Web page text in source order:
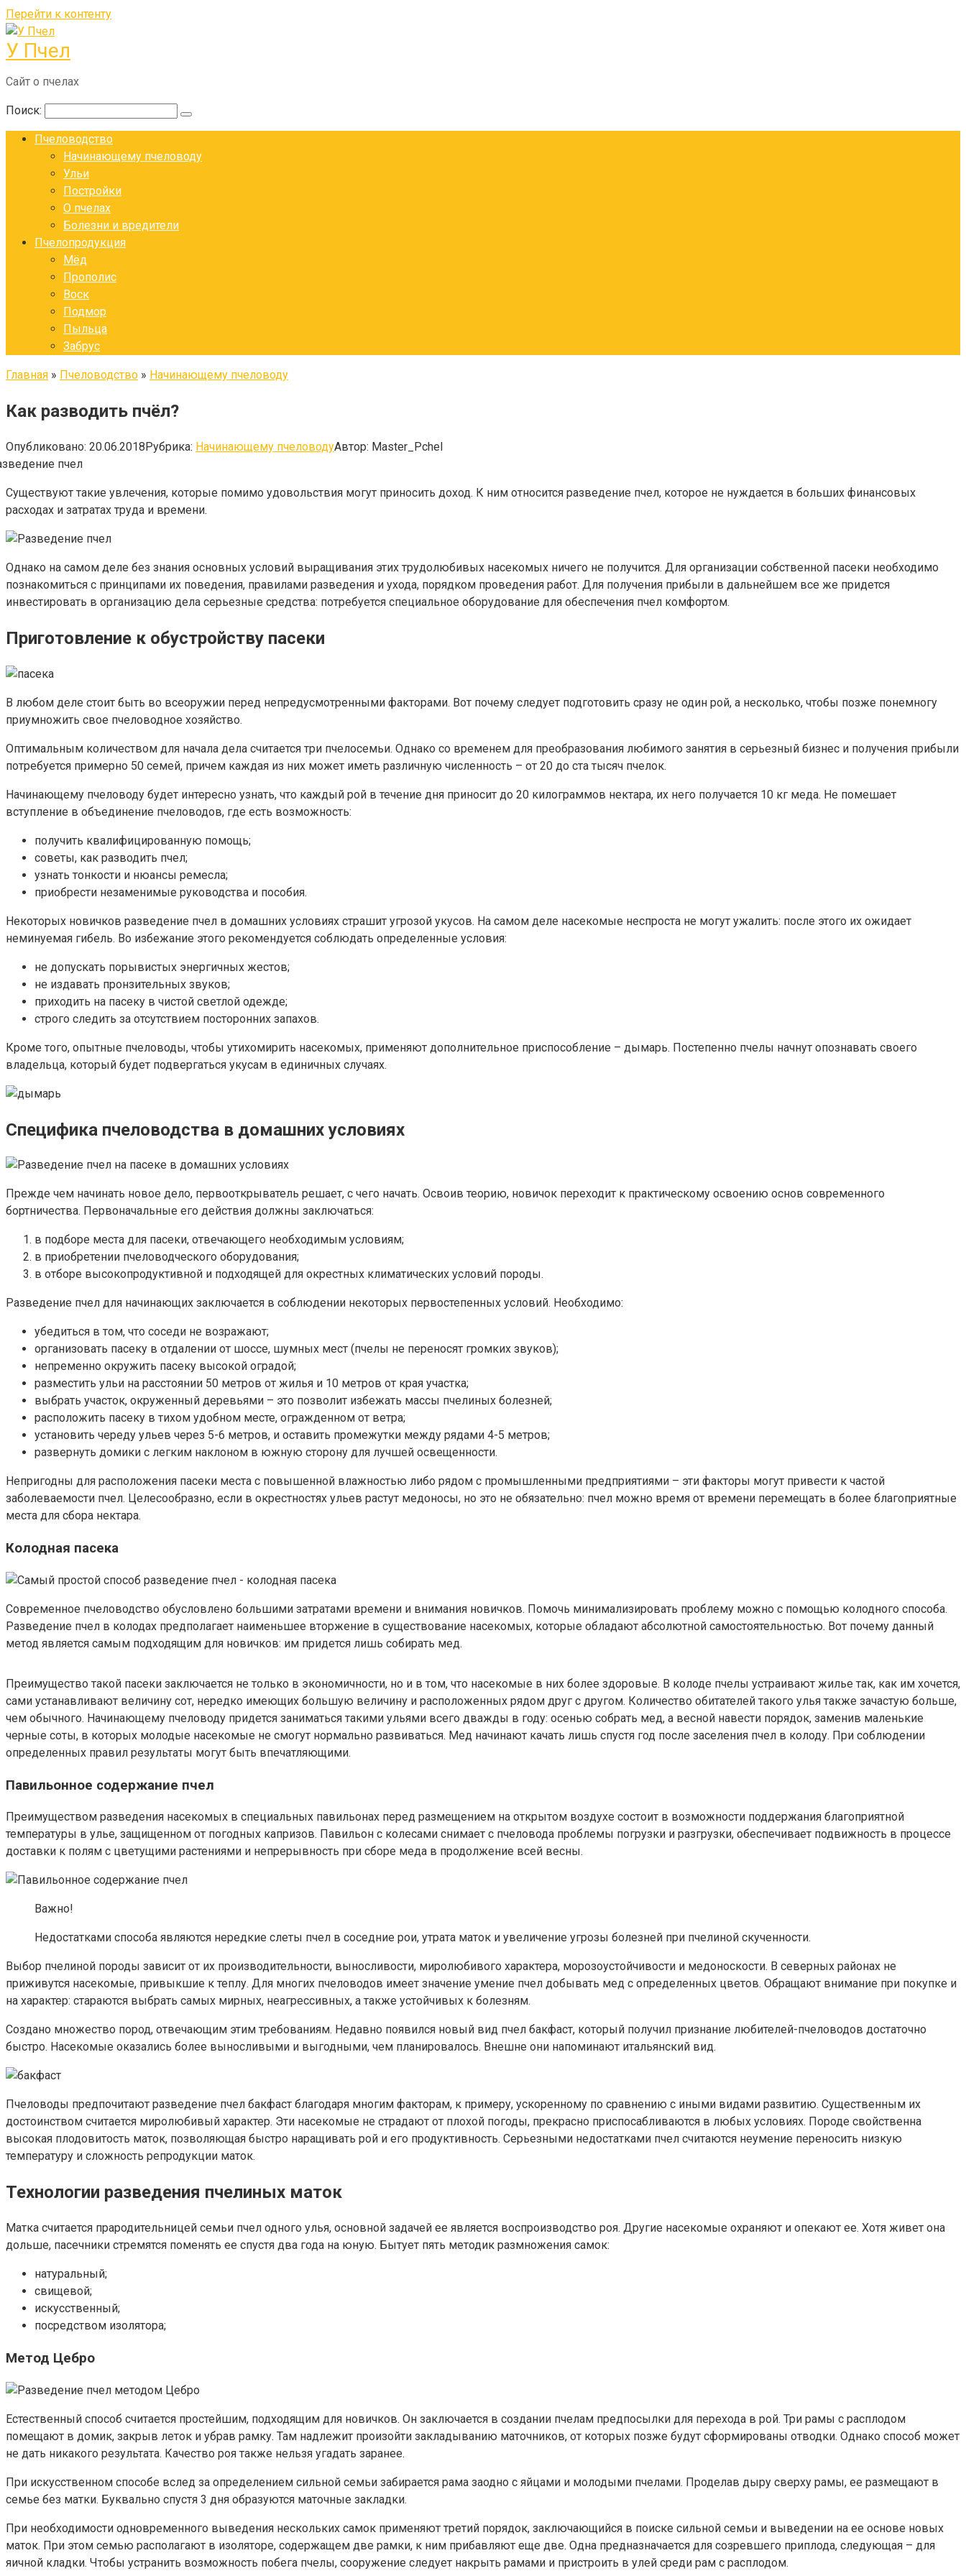
Перейти к контенту
У Пчел
Сайт о пчелах
Поиск:
Пчеловодство
Начинающему пчеловоду
Ульи
Постройки
О пчелах
Болезни и вредители
Пчелопродукция
Мёд
Прополис
Воск
Подмор
Пыльца
Забрус
Главная » Пчеловодство » Начинающему пчеловоду
Как разводить пчёл?
Опубликовано: 20.06.2018Рубрика: Начинающему пчеловодуАвтор: Master_Pchel
Существуют такие увлечения, которые помимо удовольствия могут приносить доход. К ним относится разведение пчел, которое не нуждается в больших финансовых
расходах и затратах труда и времени.
Однако на самом деле без знания основных условий выращивания этих трудолюбивых насекомых ничего не получится. Для организации собственной пасеки необходимо
познакомиться с принципами их поведения, правилами разведения и ухода, порядком проведения работ. Для получения прибыли в дальнейшем все же придется
инвестировать в организацию дела серьезные средства: потребуется специальное оборудование для обеспечения пчел комфортом.
Приготовление к обустройству пасеки
В любом деле стоит быть во всеоружии перед непредусмотренными факторами. Вот почему следует подготовить сразу не один рой, а несколько, чтобы позже понемногу
приумножить свое пчеловодное хозяйство.
Оптимальным количеством для начала дела считается три пчелосемьи. Однако со временем для преобразования любимого занятия в серьезный бизнес и получения прибыли
потребуется примерно 50 семей, причем каждая из них может иметь различную численность – от 20 до ста тысяч пчелок.
Начинающему пчеловоду будет интересно узнать, что каждый рой в течение дня приносит до 20 килограммов нектара, их него получается 10 кг меда. Не помешает
вступление в объединение пчеловодов, где есть возможность:
получить квалифицированную помощь;
советы, как разводить пчел;
узнать тонкости и нюансы ремесла;
приобрести незаменимые руководства и пособия.
Некоторых новичков разведение пчел в домашних условиях страшит угрозой укусов. На самом деле насекомые неспроста не могут ужалить: после этого их ожидает
неминуемая гибель. Во избежание этого рекомендуется соблюдать определенные условия:
не допускать порывистых энергичных жестов;
не издавать пронзительных звуков;
приходить на пасеку в чистой светлой одежде;
строго следить за отсутствием посторонних запахов.
Кроме того, опытные пчеловоды, чтобы утихомирить насекомых, применяют дополнительное приспособление – дымарь. Постепенно пчелы начнут опознавать своего
владельца, который будет подвергаться укусам в единичных случаях.
Специфика пчеловодства в домашних условиях
Прежде чем начинать новое дело, первооткрыватель решает, с чего начать. Освоив теорию, новичок переходит к практическому освоению основ современного
бортничества. Первоначальные его действия должны заключаться:
в подборе места для пасеки, отвечающего необходимым условиям;
в приобретении пчеловодческого оборудования;
в отборе высокопродуктивной и подходящей для окрестных климатических условий породы.
Разведение пчел для начинающих заключается в соблюдении некоторых первостепенных условий. Необходимо:
убедиться в том, что соседи не возражают;
организовать пасеку в отдалении от шоссе, шумных мест (пчелы не переносят громких звуков);
непременно окружить пасеку высокой оградой;
разместить ульи на расстоянии 50 метров от жилья и 10 метров от края участка;
выбрать участок, окруженный деревьями – это позволит избежать массы пчелиных болезней;
расположить пасеку в тихом удобном месте, огражденном от ветра;
установить череду ульев через 5-6 метров, и оставить промежутки между рядами 4-5 метров;
развернуть домики с легким наклоном в южную сторону для лучшей освещенности.
Непригодны для расположения пасеки места с повышенной влажностью либо рядом с промышленными предприятиями – эти факторы могут привести к частой
заболеваемости пчел. Целесообразно, если в окрестностях ульев растут медоносы, но это не обязательно: пчел можно время от времени перемещать в более благоприятные
места для сбора нектара.
Колодная пасека
Современное пчеловодство обусловлено большими затратами времени и внимания новичков. Помочь минимализировать проблему можно с помощью колодного способа.
Разведение пчел в колодах предполагает наименьшее вторжение в существование насекомых, которые обладают абсолютной самостоятельностью. Вот почему данный
метод является самым подходящим для новичков: им придется лишь собирать мед.
Преимущество такой пасеки заключается не только в экономичности, но и в том, что насекомые в них более здоровые. В колоде пчелы устраивают жилье так, как им хочется,
сами устанавливают величину сот, нередко имеющих большую величину и расположенных рядом друг с другом. Количество обитателей такого улья также зачастую больше,
чем обычного. Начинающему пчеловоду придется заниматься такими ульями всего дважды в году: осенью собрать мед, а весной навести порядок, заменив маленькие
черные соты, в которых молодые насекомые не смогут нормально развиваться. Мед начинают качать лишь спустя год после заселения пчел в колоду. При соблюдении
определенных правил результаты могут быть впечатляющими.
Павильонное содержание пчел
Преимуществом разведения насекомых в специальных павильонах перед размещением на открытом воздухе состоит в возможности поддержания благоприятной
температуры в улье, защищенном от погодных капризов. Павильон с колесами снимает с пчеловода проблемы погрузки и разгрузки, обеспечивает подвижность в процессе
доставки к полям с цветущими растениями и непрерывность при сборе меда в продолжение всей весны.
Важно!
Недостатками способа являются нередкие слеты пчел в соседние рои, утрата маток и увеличение угрозы болезней при пчелиной скученности.
Выбор пчелиной породы зависит от их производительности, выносливости, миролюбивого характера, морозоустойчивости и медоноскости. В северных районах не
приживутся насекомые, привыкшие к теплу. Для многих пчеловодов имеет значение умение пчел добывать мед с определенных цветов. Обращают внимание при покупке и
на характер: стараются выбрать самых мирных, неагрессивных, а также устойчивых к болезням.
Создано множество пород, отвечающим этим требованиям. Недавно появился новый вид пчел бакфаст, который получил признание любителей-пчеловодов достаточно
быстро. Насекомые оказались более выносливыми и выгодными, чем планировалось. Внешне они напоминают итальянский вид.
Пчеловоды предпочитают разведение пчел бакфаст благодаря многим факторам, к примеру, ускоренному по сравнению с иными видами развитию. Существенным их
достоинством считается миролюбивый характер. Эти насекомые не страдают от плохой погоды, прекрасно приспосабливаются в любых условиях. Породе свойственна
высокая плодовитость маток, позволяющая быстро наращивать рой и его продуктивность. Серьезными недостатками пчел считаются неумение переносить низкую
температуру и сложность репродукции маток.
Технологии разведения пчелиных маток
Матка считается прародительницей семьи пчел одного улья, основной задачей ее является воспроизводство роя. Другие насекомые охраняют и опекают ее. Хотя живет она
дольше, пасечники стремятся поменять ее спустя два года на юную. Бытует пять методик размножения самок:
натуральный;
свищевой;
искусственный;
посредством изолятора;
Метод Цебро
Естественный способ считается простейшим, подходящим для новичков. Он заключается в создании пчелам предпосылки для перехода в рой. Три рамы с расплодом
помещают в домик, закрыв леток и убрав рамку. Там надлежит произойти закладыванию маточников, от которых позже будут сформированы отводки. Однако способ может
не дать никакого результата. Качество роя также нельзя угадать заранее.
При искусственном способе вслед за определением сильной семьи забирается рама заодно с яйцами и молодыми пчелами. Проделав дыру сверху рамы, ее размещают в
семье без матки. Буквально спустя 3 дня образуются маточные закладки.
При необходимости одновременного выведения нескольких самок применяют третий порядок, заключающийся в поиске сильной семьи и выведении на ее основе новых
маток. При этом семью располагают в изоляторе, содержащем две рамки, к ним прибавляют еще две. Одна предназначается для созревшего приплода, следующая – для
яичной кладки. Чтобы устранить возможность побега пчелы, сооружение следует накрыть рамами и пристроить в улей среди рам с расплодом.